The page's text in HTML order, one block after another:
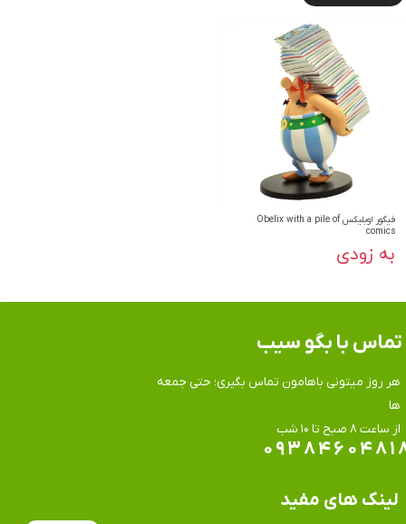
فیگور اوبلیکس Obelix with a pile of
comics
به زودی
هر روز میتونی باهامون تماس بگیری؛ حتی جمعه
ها
​​​​​​​از ساعت ۸ صبح تا ۱۰ شب
تماس​​​​​​​ با بگو سیب
لینک های مفید